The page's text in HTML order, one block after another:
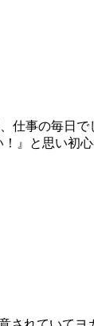
仕事の毎日
』と思い初